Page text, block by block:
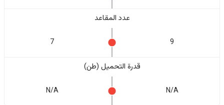
عدد المقاعد
9
7
قدرة التحميل (طن)
N/A
N/A